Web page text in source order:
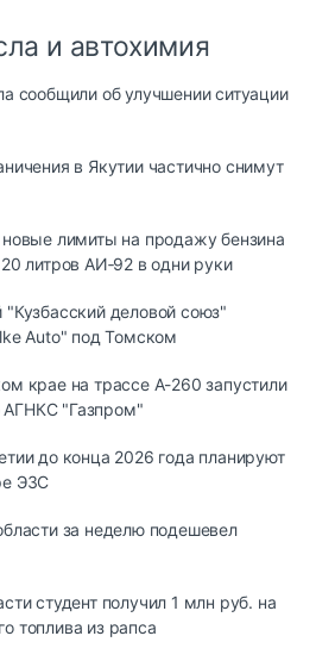
и автохимия
сообщили об улучшении ситуации
в Якутии частично снимут
лимиты на продажу бензина
литров АИ‑92 в одни руки
"Кузбасский деловой союз"
Auto" под Томском
крае на трассе А-260 запустили
"Газпром"
до конца 2026 года планируют
ЭЗС
за неделю подешевел
студент получил 1 млн руб. на
топлива из рапса